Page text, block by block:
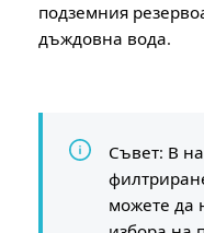
подземния
дъждовна вода.
Съвет: В
можете да